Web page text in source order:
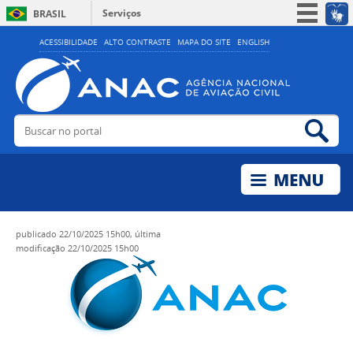
ACESSIBILIDADE ALTO CONTRASTE MAPA DO SITE ENGLISH
BRASIL
Serviços
Simplifique!
Acesso à informação
Legislação
Buscar no portal
publicado 22/10/2025 15h00, última
modificação 22/10/2025 15h00